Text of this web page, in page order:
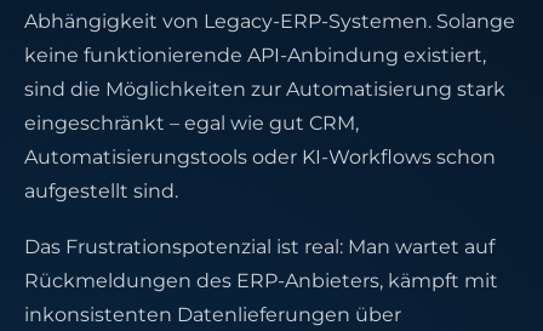
Abhängigkeit von Legacy-ERP-Systemen. Solange
keine funktionierende API-Anbindung existiert,
sind die Möglichkeiten zur Automatisierung stark
eingeschränkt – egal wie gut CRM,
Automatisierungstools oder KI-Workflows schon
aufgestellt sind.
Das Frustrationspotenzial ist real: Man wartet auf
Rückmeldungen des ERP-Anbieters, kämpft mit
inkonsistenten Datenlieferungen über